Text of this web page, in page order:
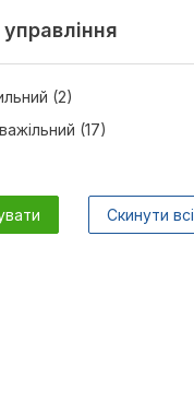
(2)
(17)
Скинути всі